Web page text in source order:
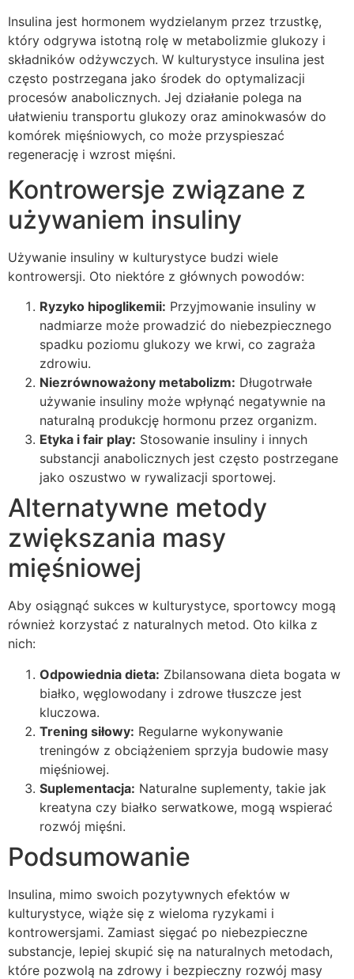
Insulina jest hormonem wydzielanym przez trzustkę,
który odgrywa istotną rolę w metabolizmie glukozy i
składników odżywczych. W kulturystyce insulina jest
często postrzegana jako środek do optymalizacji
procesów anabolicznych. Jej działanie polega na
ułatwieniu transportu glukozy oraz aminokwasów do
komórek mięśniowych, co może przyspieszać
regenerację i wzrost mięśni.
Kontrowersje związane z
używaniem insuliny
Używanie insuliny w kulturystyce budzi wiele
kontrowersji. Oto niektóre z głównych powodów:
Ryzyko hipoglikemii: Przyjmowanie insuliny w
nadmiarze może prowadzić do niebezpiecznego
spadku poziomu glukozy we krwi, co zagraża
zdrowiu.
Niezrównoważony metabolizm: Długotrwałe
używanie insuliny może wpłynąć negatywnie na
naturalną produkcję hormonu przez organizm.
Etyka i fair play: Stosowanie insuliny i innych
substancji anabolicznych jest często postrzegane
jako oszustwo w rywalizacji sportowej.
Alternatywne metody
zwiększania masy
mięśniowej
Aby osiągnąć sukces w kulturystyce, sportowcy mogą
również korzystać z naturalnych metod. Oto kilka z
nich:
Odpowiednia dieta: Zbilansowana dieta bogata w
białko, węglowodany i zdrowe tłuszcze jest
kluczowa.
Trening siłowy: Regularne wykonywanie
treningów z obciążeniem sprzyja budowie masy
mięśniowej.
Suplementacja: Naturalne suplementy, takie jak
kreatyna czy białko serwatkowe, mogą wspierać
rozwój mięśni.
Podsumowanie
Insulina, mimo swoich pozytywnych efektów w
kulturystyce, wiąże się z wieloma ryzykami i
kontrowersjami. Zamiast sięgać po niebezpieczne
substancje, lepiej skupić się na naturalnych metodach,
które pozwolą na zdrowy i bezpieczny rozwój masy